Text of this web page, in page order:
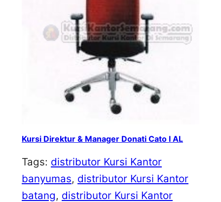
Kursi Direktur & Manager Donati Cato I AL
Tags: distributor Kursi Kantor
banyumas, distributor Kursi Kantor
batang, distributor Kursi Kantor